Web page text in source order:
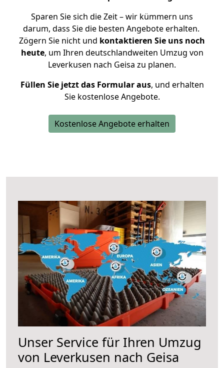
Sparen Sie sich die Zeit – wir kümmern uns
darum, dass Sie die besten Angebote erhalten.
Zögern Sie nicht und kontaktieren Sie uns noch
heute, um Ihren deutschlandweiten Umzug von
Leverkusen nach Geisa zu planen.
Füllen Sie jetzt das Formular aus, und erhalten
Sie kostenlose Angebote.
Kostenlose Angebote erhalten
Unser Service für Ihren Umzug
von Leverkusen nach Geisa